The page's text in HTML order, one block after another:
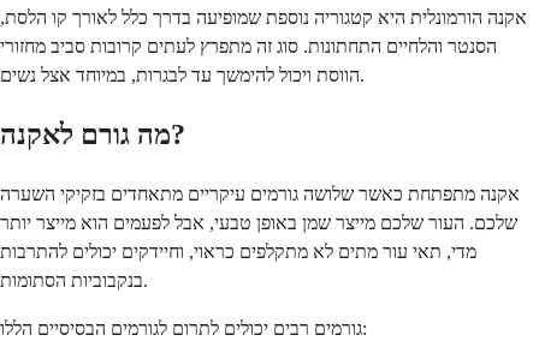
אקנה הורמונלית היא קטגוריה נוספת שמופיעה בדרך כלל לאורך קו הלסת,
הסנטר והלחיים התחתונות. סוג זה מתפרץ לעתים קרובות סביב מחזורי
הווסת ויכול להימשך עד לבגרות, במיוחד אצל נשים.
מה גורם לאקנה?
אקנה מתפתחת כאשר שלושה גורמים עיקריים מתאחדים בזקיקי השערה
שלכם. העור שלכם מייצר שמן באופן טבעי, אבל לפעמים הוא מייצר יותר
מדי, תאי עור מתים לא מתקלפים כראוי, וחיידקים יכולים להתרבות
בנקבוביות הסתומות.
גורמים רבים יכולים לתרום לגורמים הבסיסיים הללו: